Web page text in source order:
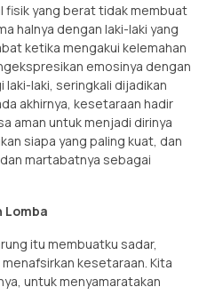
fisik yang berat tidak membuat
halnya dengan laki-laki yang
ketika mengakui kelemahan
emosinya dengan
laki-laki, seringkali dijadikan
akhirnya, kesetaraan hadir
aman untuk menjadi dirinya
siapa yang paling kuat, dan
martabatnya sebagai
Lomba
itu membuatku sadar,
kesetaraan. Kita
untuk menyamaratakan